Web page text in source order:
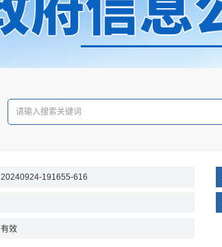
20240924-191655-616
有效